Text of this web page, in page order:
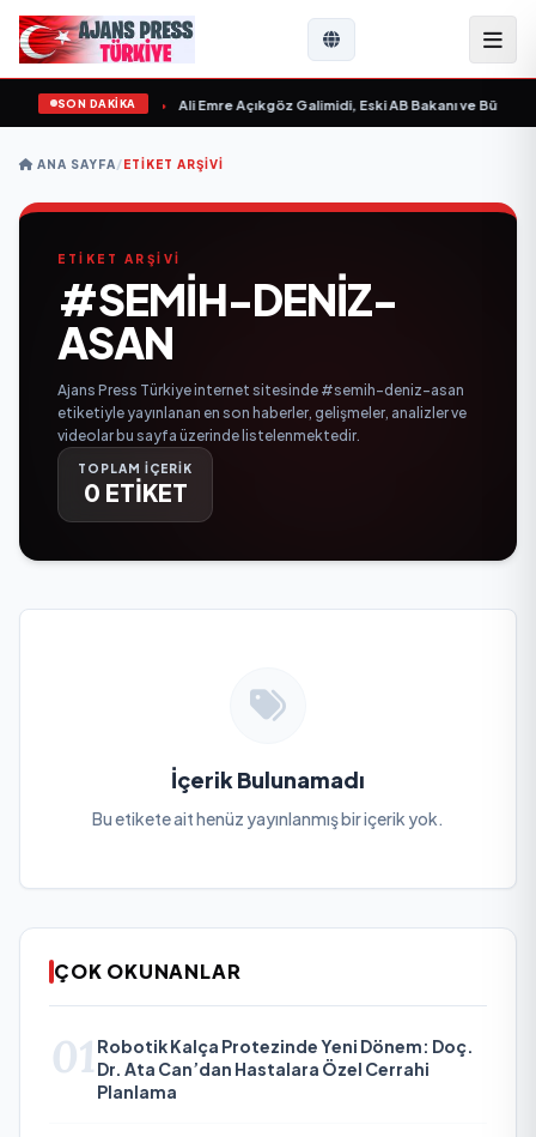
SON DAKİKA
“ yayımlandı Ali Emre Açıkgöz Galimidi, Eski AB Bakanı ve
ANA SAYFA/ETIKET ARŞIVI
ETİKET ARŞİVİ
#SEMIH-DENIZ-
ASAN
Ajans Press Türkiye internet sitesinde #semih-deniz-asan
etiketiyle yayınlanan en son haberler, gelişmeler, analizler ve
videolar bu sayfa üzerinde listelenmektedir.
TOPLAM İÇERİK
0 ETİKET
İçerik Bulunamadı
Bu etikete ait henüz yayınlanmış bir içerik yok.
ÇOK OKUNANLAR
01 Robotik Kalça Protezinde Yeni Dönem: Doç.
Dr. Ata Can’dan Hastalara Özel Cerrahi
Planlama